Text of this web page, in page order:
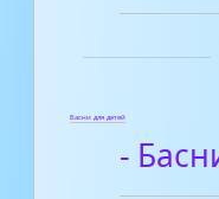
Басни для детей
-